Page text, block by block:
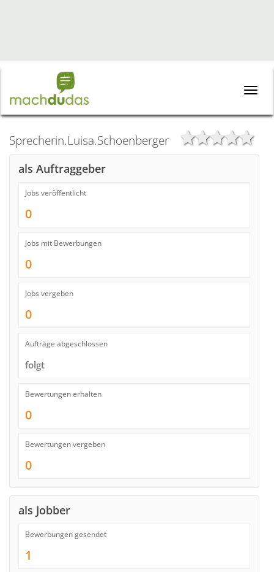
Toggle
Sprecherin.Luisa.Schoenberger
als Auftraggeber
Jobs veröffentlicht
0
Jobs mit Bewerbungen
0
Jobs vergeben
0
Aufträge abgeschlossen
folgt
Bewertungen erhalten
0
Bewertungen vergeben
0
als Jobber
Bewerbungen gesendet
1